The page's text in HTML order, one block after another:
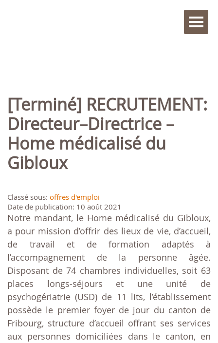
[Terminé] RECRUTEMENT:
Directeur–Directrice –
Home médicalisé du
Gibloux
Classé sous: offres d'emploi
Date de publication: 10 août 2021
Notre mandant, le Home médicalisé du Gibloux,
a pour mission d’offrir des lieux de vie, d’accueil,
de travail et de formation adaptés à
l’accompagnement de la personne âgée.
Disposant de 74 chambres individuelles, soit 63
places longs-séjours et une unité de
psychogériatrie (USD) de 11 lits, l’établissement
possède le premier foyer de jour du canton de
Fribourg, structure d’accueil offrant ses services
aux personnes domiciliées dans le canton, en